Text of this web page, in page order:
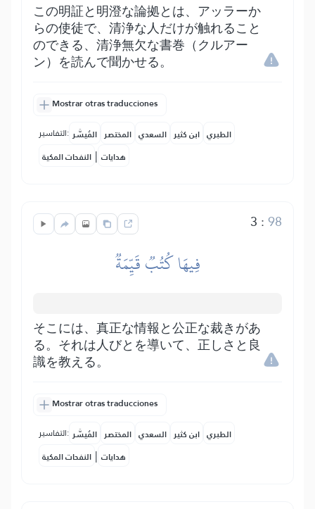
この明証と明澄な論拠とは、アッラーか
らの使徒で、清浄な人だけが触れること
のできる、清浄無欠な書巻（クルアー
ン）を読んで聞かせる。
Mostrar otras traducciones
التفاسير: المُيسَّر المختصر السعدي ابن كثير الطبري
النفحات المكية | هدايات
3 :98
فِيهَا كُتُبٞ قَيِّمَةٞ
そこには、真正な情報と公正な裁きがあ
る。それは人びとを導いて、正しさと良
識を教える。
Mostrar otras traducciones
التفاسير: المُيسَّر المختصر السعدي ابن كثير الطبري
النفحات المكية | هدايات